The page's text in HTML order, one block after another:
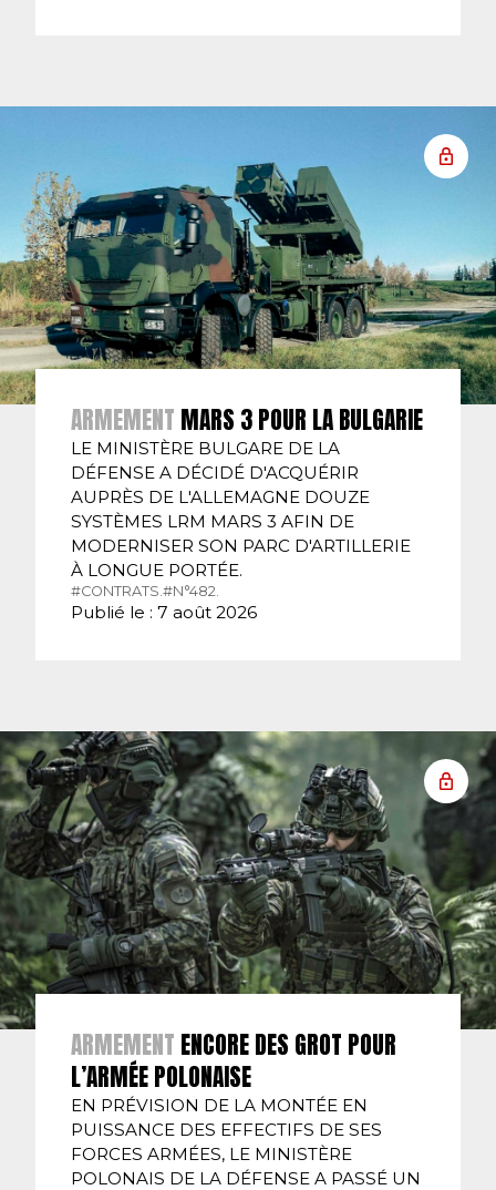
ARMEMENT MARS 3 POUR LA BULGARIE
LE MINISTÈRE BULGARE DE LA
DÉFENSE A DÉCIDÉ D'ACQUÉRIR
AUPRÈS DE L'ALLEMAGNE DOUZE
SYSTÈMES LRM MARS 3 AFIN DE
MODERNISER SON PARC D'ARTILLERIE
À LONGUE PORTÉE.
#CONTRATS.#N°482.
Publié le : 7 août 2026
ARMEMENT ENCORE DES GROT POUR
L’ARMÉE POLONAISE
EN PRÉVISION DE LA MONTÉE EN
PUISSANCE DES EFFECTIFS DE SES
FORCES ARMÉES, LE MINISTÈRE
POLONAIS DE LA DÉFENSE A PASSÉ UN